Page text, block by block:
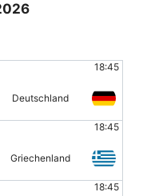
18:45
Deutschland
18:45
Griechenland
18:45